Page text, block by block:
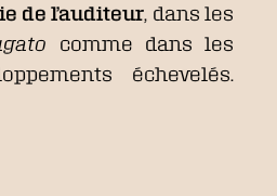
de l’auditeur , dans les
comme dans les
échevelés.